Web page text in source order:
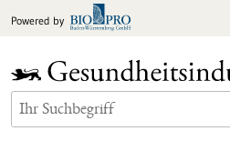
Inhalt
Powered by